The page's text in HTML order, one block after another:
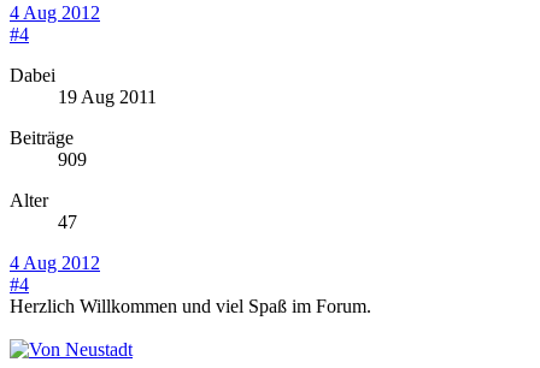
4 Aug 2012
#4
Dabei
19 Aug 2011
Beiträge
909
Alter
47
4 Aug 2012
#4
Herzlich Willkommen und viel Spaß im Forum.